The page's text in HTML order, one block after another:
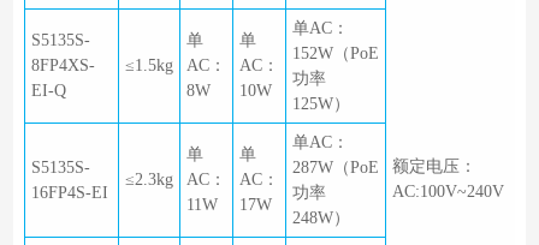
额定电压：
AC:100V~240V
S5135S-
8FP4XS-
EI-Q
≤1.5kg
单
AC：
8W
单
AC：
10W
单AC：
152W（PoE
功率
125W）
S5135S-
16FP4S-EI
≤2.3kg
单
AC：
11W
单
AC：
17W
单AC：
287W（PoE
功率
248W）